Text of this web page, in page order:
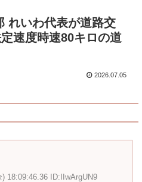
れいわ代表が道路交
速度時速80キロの道
2026.07.05
) 18:09:46.36 ID:IIwArgUN9